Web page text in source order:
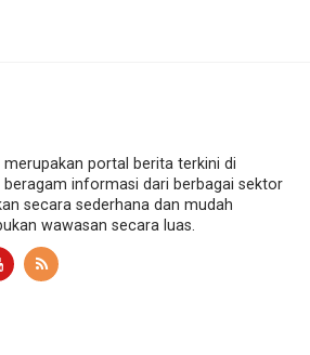
merupakan portal berita terkini di
beragam informasi dari berbagai sektor
secara sederhana dan mudah
wawasan secara luas.